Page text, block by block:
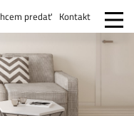
predať Kontakt